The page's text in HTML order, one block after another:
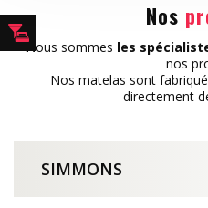
Nos
Nous sommes les
nos
Nos matelas sont
directement
SIMMONS